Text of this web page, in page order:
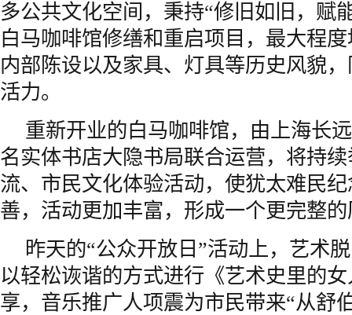
多公共文化空间，秉持“修旧如旧，赋
白马咖啡馆修缮和重启项目，最大程
内部陈设以及家具、灯具等历史风貌
活力。
重新开业的白马咖啡馆，由上海长
名实体书店大隐书局联合运营，将持
流、市民文化体验活动，使犹太难民
善，活动更加丰富，形成一个更完整
昨天的“公众开放日”活动上，艺术
以轻松诙谐的方式进行《艺术史里的
享，音乐推广人项震为市民带来“从舒